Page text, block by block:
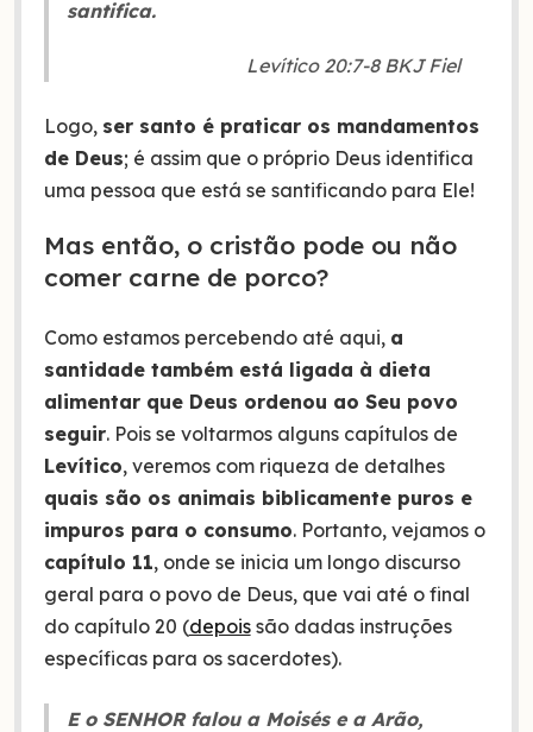
santifica.
Levítico 20:7-8 BKJ Fiel
Logo, ser santo é praticar os mandamentos
de Deus; é assim que o próprio Deus identifica
uma pessoa que está se santificando para Ele!
Mas então, o cristão pode ou não
comer carne de porco?
Como estamos percebendo até aqui, a
santidade também está ligada à dieta
alimentar que Deus ordenou ao Seu povo
seguir. Pois se voltarmos alguns capítulos de
Levítico, veremos com riqueza de detalhes
quais são os animais biblicamente puros e
impuros para o consumo. Portanto, vejamos o
capítulo 11, onde se inicia um longo discurso
geral para o povo de Deus, que vai até o final
do capítulo 20 (depoissão dadas instruções
específicas para os sacerdotes).
E o SENHOR falou a Moisés e a Arão,